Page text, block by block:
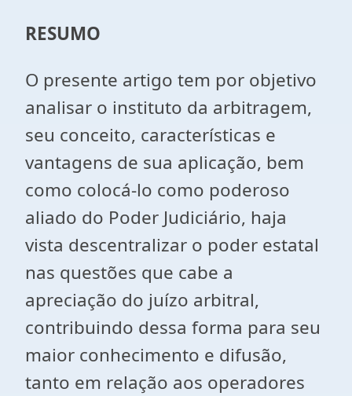
RESUMO
O presente artigo tem por objetivo
analisar o instituto da arbitragem,
seu conceito, características e
vantagens de sua aplicação, bem
como colocá-lo como poderoso
aliado do Poder Judiciário, haja
vista descentralizar o poder estatal
nas questões que cabe a
apreciação do juízo arbitral,
contribuindo dessa forma para seu
maior conhecimento e difusão,
tanto em relação aos operadores